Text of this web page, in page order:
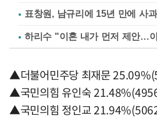
표창원, 남규리에 15년 만에 사
하리수 "이혼 내가 먼저 제안…
▲더불어민주당 최재문
▲국민의힘 유인숙
▲국민의힘 정인교